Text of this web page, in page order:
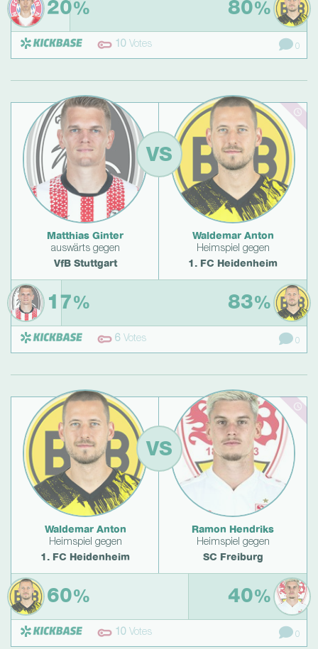
20% 80%
10 Votes 0
Matthias Ginter
auswärts gegen
VfB Stuttgart
VS
Waldemar Anton
Heimspiel gegen
1. FC Heidenheim
17% 83%
6 Votes 0
Waldemar Anton
Heimspiel gegen
1. FC Heidenheim
VS
Ramon Hendriks
Heimspiel gegen
SC Freiburg
60% 40%
10 Votes 0